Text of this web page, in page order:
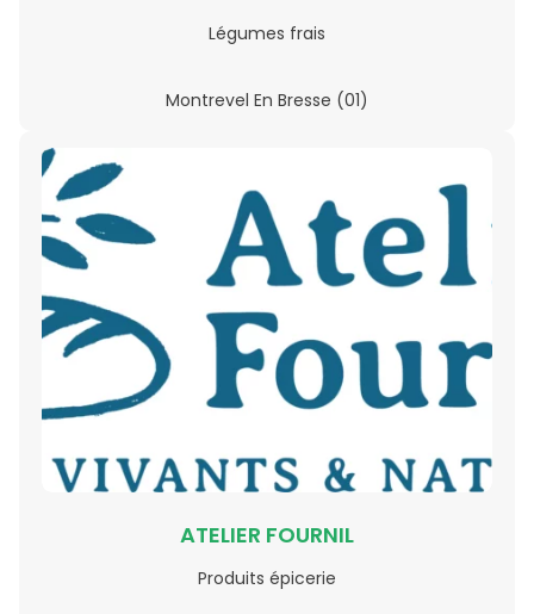
Légumes frais
Montrevel En Bresse (01)
ATELIER FOURNIL
Produits épicerie